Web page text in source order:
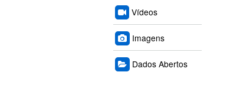
Vídeos
Imagens
Dados Abertos